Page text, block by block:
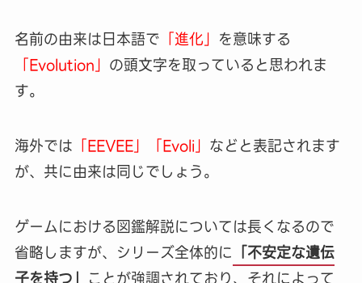
名前の由来は日本語で 「進化」 を意味する
「Evolution」 の頭文字を取っていると思われま
す。
海外では 「EEVEE」「Evoli」 などと表記されます
が、共に由来は同じでしょう。
ゲームにおける図鑑解説については長くなるので
省略しますが、シリーズ全体的に 「不安定な遺伝